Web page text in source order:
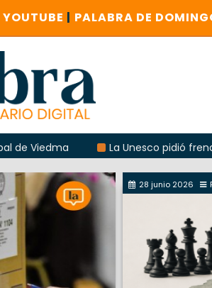
| PALABRA DE
La Unesco pidió frenar las
28 junio 2026